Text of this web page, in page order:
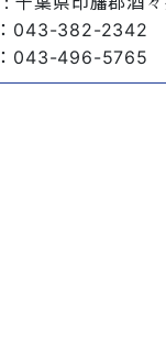
：043-382-2342
：043-496-5765